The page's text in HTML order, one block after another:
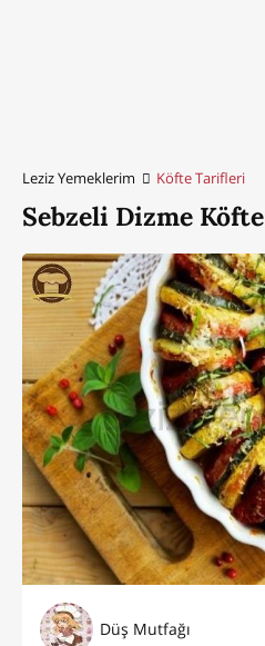
Leziz Yemeklerim Köfte Tarifleri
Sebzeli Dizme Köfte
Düş Mutfağı